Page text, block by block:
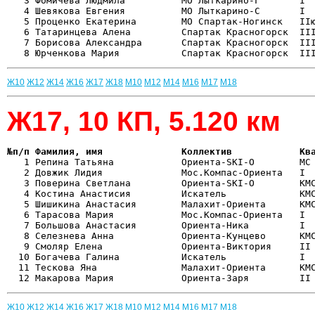
4 Шевякова Евгения          МО Лыткарино-С
5 Проценко Екатерина        МО Спартак-Ногинск
6 Татаринцева Алена         Спартак
7 Борисова Александра       Спартак
Ж10 Ж12 Ж14 Ж16 Ж17 Ж18 М10 М12 М14 М16 М17 М18
Ж17, 10 КП, 5.120 км
№п/п Фамилия, имя              Коллектив            Квал
1 Репина Татьяна            Ориента-SKI-O
2 Довжик Лидия              Мос.Компас-Ориента
3 Поверина Светлана         Ориента-SKI-O
4 Костина Анастисия         Искатель
5 Шишикина Анастасия        Малахит-Ориента
6 Тарасова Мария            Мос.Компас-Ориента
7 Большова Анастасия        Ориента-Ника
8 Селезнева Анна            Ориента-Кунцево
9 Смоляр Елена              Ориента-Виктория
10 Богачева Галина           Искатель
11 Тескова Яна               Малахит-Ориента
Ж10 Ж12 Ж14 Ж16 Ж17 Ж18 М10 М12 М14 М16 М17 М18